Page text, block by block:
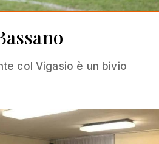
col Vigasio è un bivio